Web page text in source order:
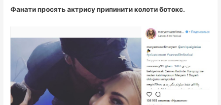
Фанати просять актрису припинити колоти ботокс.